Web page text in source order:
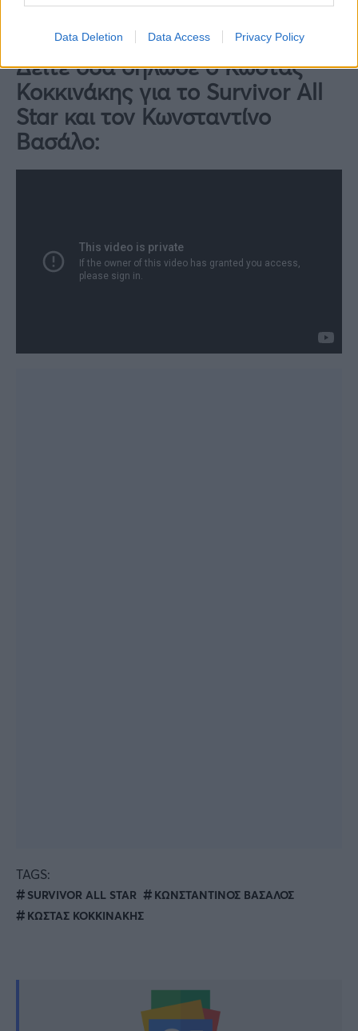
Data Deletion Data Access Privacy Policy
Δείτε όσα δήλωσε ο Κώστας
Κοκκινάκης για το Survivor All
Star και τον Κωνσταντίνο
Βασάλο:
TAGS:
SURVIVOR ALL STAR
ΚΩΝΣΤΑΝΤΙΝΟΣ ΒΑΣΑΛΟΣ
ΚΩΣΤΑΣ ΚΟΚΚΙΝΑΚΗΣ